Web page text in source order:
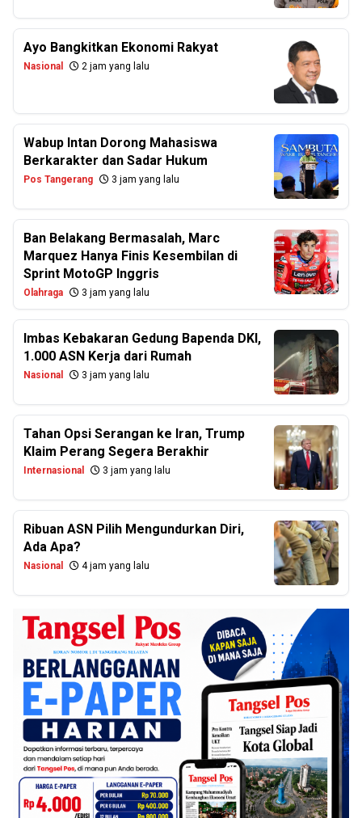
Ayo Bangkitkan Ekonomi Rakyat
Nasional 2 jam yang lalu
Wabup Intan Dorong Mahasiswa
Berkarakter dan Sadar Hukum
Pos Tangerang 3 jam yang lalu
Ban Belakang Bermasalah, Marc
Marquez Hanya Finis Kesembilan di
Sprint MotoGP Inggris
Olahraga 3 jam yang lalu
Imbas Kebakaran Gedung Bapenda DKI,
1.000 ASN Kerja dari Rumah
Nasional 3 jam yang lalu
Tahan Opsi Serangan ke Iran, Trump
Klaim Perang Segera Berakhir
Internasional 3 jam yang lalu
Ribuan ASN Pilih Mengundurkan Diri,
Ada Apa?
Nasional 4 jam yang lalu